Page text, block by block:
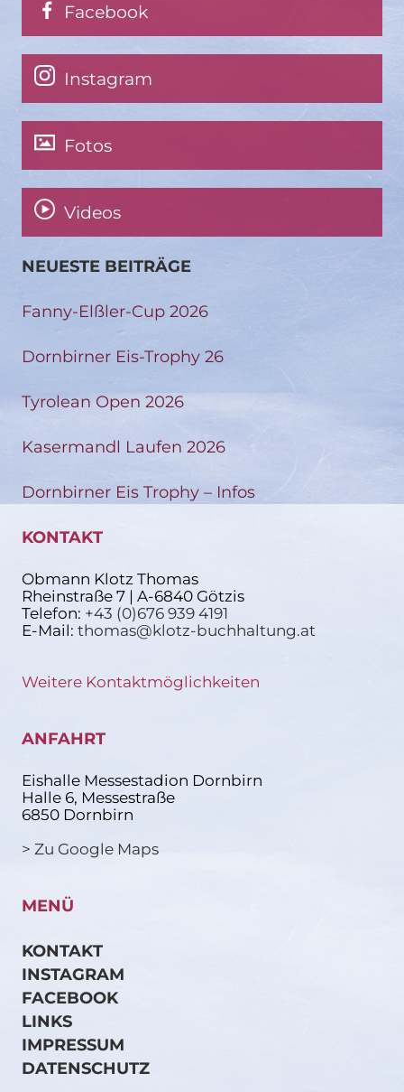
Facebook
Instagram
Fotos
Videos
NEUESTE BEITRÄGE
Fanny-Elßler-Cup 2026
Dornbirner Eis-Trophy 26
Tyrolean Open 2026
Kasermandl Laufen 2026
Dornbirner Eis Trophy – Infos
KONTAKT
Obmann Klotz Thomas
Rheinstraße 7 | A-6840 Götzis
Telefon: +43 (0)676 939 4191
E-Mail: thomas@klotz-buchhaltung.at
Weitere Kontaktmöglichkeiten
ANFAHRT
Eishalle Messestadion Dornbirn
Halle 6, Messestraße
6850 Dornbirn
> Zu Google Maps
MENÜ
KONTAKT
INSTAGRAM
FACEBOOK
LINKS
IMPRESSUM
DATENSCHUTZ